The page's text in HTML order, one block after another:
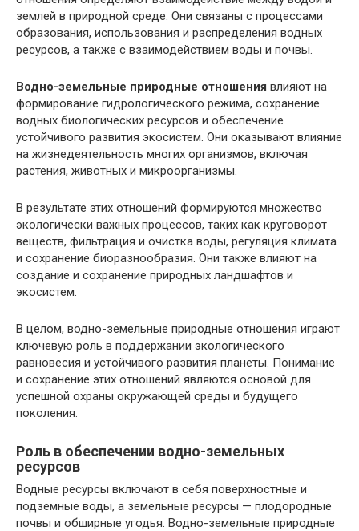
землей в природной среде. Они связаны с процессами
образования, использования и распределения водных
ресурсов, а также с взаимодействием воды и почвы.
Водно-земельные природные отношения влияют на
формирование гидрологического режима, сохранение
водных биологических ресурсов и обеспечение
устойчивого развития экосистем. Они оказывают влияние
на жизнедеятельность многих организмов, включая
растения, животных и микроорганизмы.
В результате этих отношений формируются множество
экологически важных процессов, таких как круговорот
веществ, фильтрация и очистка воды, регуляция климата
и сохранение биоразнообразия. Они также влияют на
создание и сохранение природных ландшафтов и
экосистем.
В целом, водно-земельные природные отношения играют
ключевую роль в поддержании экологического
равновесия и устойчивого развития планеты. Понимание
и сохранение этих отношений являются основой для
успешной охраны окружающей среды и будущего
поколения.
Роль в обеспечении водно-земельных
ресурсов
Водные ресурсы включают в себя поверхностные и
подземные воды, а земельные ресурсы — плодородные
почвы и обширные угодья. Водно-земельные природные